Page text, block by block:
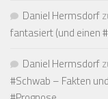
Daniel Hermsdorf
fantasiert (und einen
Daniel Hermsdorf
#Schwab – Fakten